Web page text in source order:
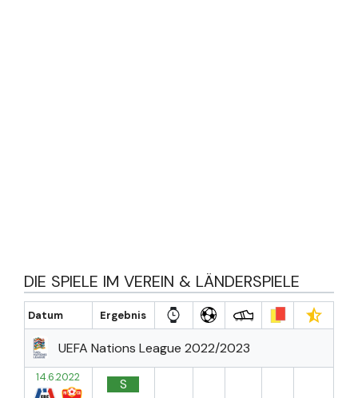
DIE SPIELE IM VEREIN & LÄNDERSPIELE
Datum Ergebnis
UEFA Nations League 2022/2023
14.6.2022 S